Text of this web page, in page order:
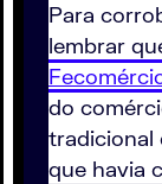
Para
lembrar
do
tradicional
que havia